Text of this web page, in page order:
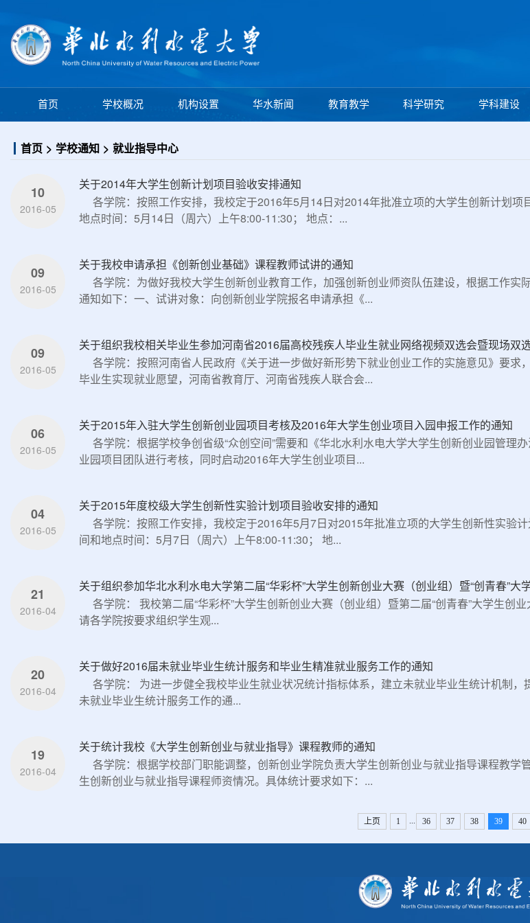
首页 学校概况 机构设置 华水新闻 教育教学 科学研究 学科建设
首页 学校通知 就业指导中心
10
2016-05
关于2014年大学生创新计划项目验收安排通知
各学院：按照工作安排，我校定于2016年5月14日对2014年批准立项的大学生创新计划
地点时间：5月14日（周六）上午8:00-11:30； 地点：...
09
2016-05
关于我校申请承担《创新创业基础》课程教师试讲的通知
各学院：为做好我校大学生创新创业教育工作，加强创新创业师资队伍建设，根据工作
通知如下：一、试讲对象：向创新创业学院报名申请承担《...
09
2016-05
关于组织我校相关毕业生参加河南省2016届高校残疾人毕业生就业网络视频双选会暨现场双
各学院：按照河南省人民政府《关于进一步做好新形势下就业创业工作的实施意见》要
毕业生实现就业愿望，河南省教育厅、河南省残疾人联合会...
06
2016-05
关于2015年入驻大学生创新创业园项目考核及2016年大学生创业项目入园申报工作的通知
各学院：根据学校争创省级“众创空间”需要和《华北水利水电大学大学生创新创业园管
业园项目团队进行考核，同时启动2016年大学生创业项目...
04
2016-05
关于2015年度校级大学生创新性实验计划项目验收安排的通知
各学院：按照工作安排，我校定于2016年5月7日对2015年批准立项的大学生创新性实验
间和地点时间：5月7日（周六）上午8:00-11:30； 地...
21
2016-04
关于组织参加华北水利水电大学第二届“华彩杯”大学生创新创业大赛（创业组）暨“创青春”大
各学院： 我校第二届“华彩杯”大学生创新创业大赛（创业组）暨第二届“创青春”大学生创
请各学院按要求组织学生观...
20
2016-04
关于做好2016届未就业毕业生统计服务和毕业生精准就业服务工作的通知
各学院： 为进一步健全我校毕业生就业状况统计指标体系，建立未就业毕业生统计机制
未就业毕业生统计服务工作的通...
19
2016-04
关于统计我校《大学生创新创业与就业指导》课程教师的通知
各学院：根据学校部门职能调整，创新创业学院负责大学生创新创业与就业指导课程教
生创新创业与就业指导课程师资情况。具体统计要求如下：...
上页 1 ... 36 37 38 39 40